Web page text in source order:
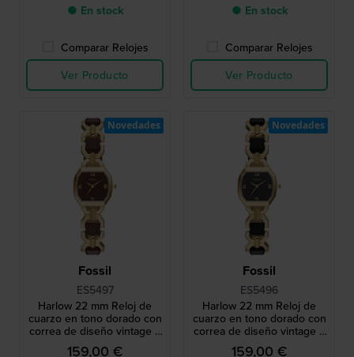
● En stock
Comparar Relojes
Ver Producto
● En stock
Comparar Relojes
Ver Producto
Fossil
ES5497
Harlow 22 mm Reloj de
cuarzo en tono dorado con
correa de diseño vintage y
caja octogonal
159,00 €
Novedades
Fossil
ES5496
Harlow 22 mm Reloj de
cuarzo en tono dorado con
correa de diseño vintage y
caja octogonal
159,00 €
Novedades